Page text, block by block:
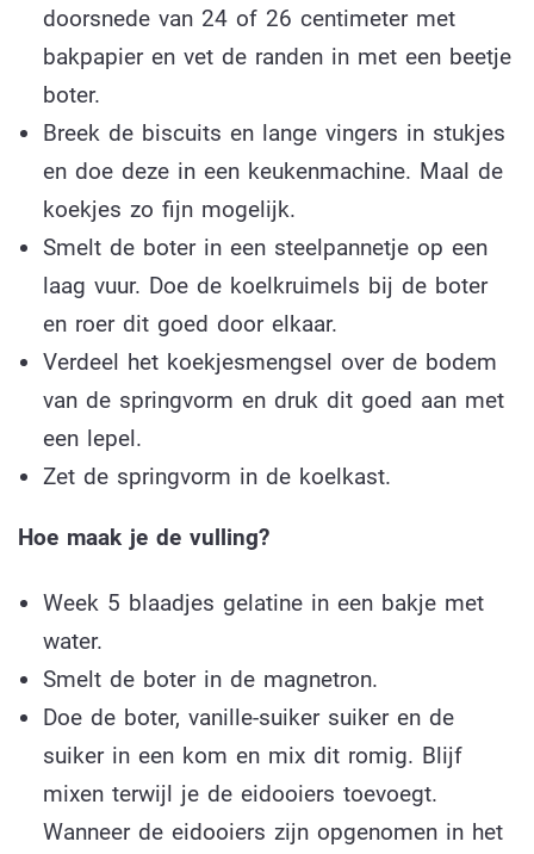
doorsnede van 24 of 26 centimeter met
bakpapier en vet de randen in met een beetje
boter.
Breek de biscuits en lange vingers in stukjes
en doe deze in een keukenmachine. Maal de
koekjes zo fijn mogelijk.
Smelt de boter in een steelpannetje op een
laag vuur. Doe de koelkruimels bij de boter
en roer dit goed door elkaar.
Verdeel het koekjesmengsel over de bodem
van de springvorm en druk dit goed aan met
een lepel.
Zet de springvorm in de koelkast.
Hoe maak je de vulling?
Week 5 blaadjes gelatine in een bakje met
water.
Smelt de boter in de magnetron.
Doe de boter, vanille-suiker suiker en de
suiker in een kom en mix dit romig. Blijf
mixen terwijl je de eidooiers toevoegt.
Wanneer de eidooiers zijn opgenomen in het